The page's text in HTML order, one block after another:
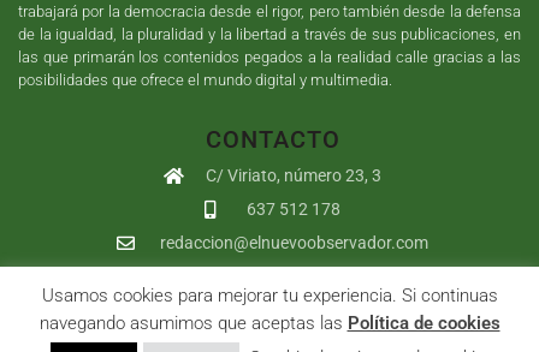
trabajará por la democracia desde el rigor, pero también desde la defensa
de la igualdad, la pluralidad y la libertad a través de sus publicaciones, en
las que primarán los contenidos pegados a la realidad calle gracias a las
posibilidades que ofrece el mundo digital y multimedia.
CONTACTO
C/ Viriato, número 23, 3
637 512 178
redaccion@elnuevoobservador.com
Copyright ©2026 El Nuevo Observador | Sumurdigital Diseño web
yDesarrollo| All Rights Reserved |
Usamos cookies para mejorar tu experiencia. Si continuas
navegando asumimos que aceptas las Política de cookies